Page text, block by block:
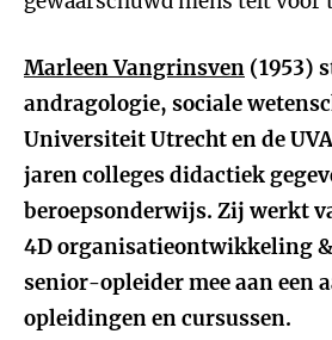
Marleen Vangrinsven (1953)
andragologie, sociale
Universiteit Utrecht en de
jaren colleges didactiek
beroepsonderwijs. Zij werkt
4D organisatieontwikkeling
senior-opleider mee aan een
opleidingen en cursussen.